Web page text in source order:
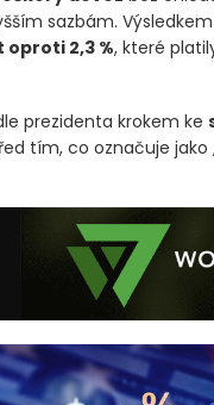
sazbám.
oproti 2,3 %, které
prezidenta krokem ke
tím, co označuje jako